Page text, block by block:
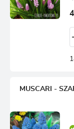
MUSCARI -